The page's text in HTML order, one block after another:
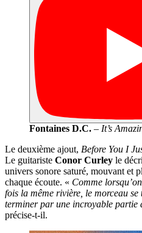
Fontaines D.C. – It’s
Le deuxième ajout, Before You I
Le guitariste Conor Curley le
univers sonore saturé, mouvant et
chaque écoute. « Comme
fois la même rivière, le morceau
terminer par une incroyable partie
précise-t-il.